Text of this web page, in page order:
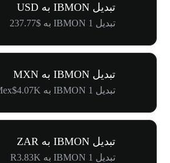
تبدیل IBMON به USD
تبدیل 1 IBMON به $237.77
تبدیل IBMON به MXN
تبدیل 1 IBMON به Mex$4.07K
تبدیل IBMON به ZAR
تبدیل 1 IBMON به R3.83K